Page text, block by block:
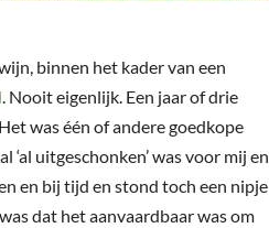
binnen het kader van een
. Nooit eigenlijk. Een jaar of drie
was één of andere goedkope
uitgeschonken’ was voor mij en
en bij tijd en stond toch een nipje
dat het aanvaardbaar was om